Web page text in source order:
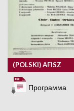
(POLSKI) AFISZ
Программа